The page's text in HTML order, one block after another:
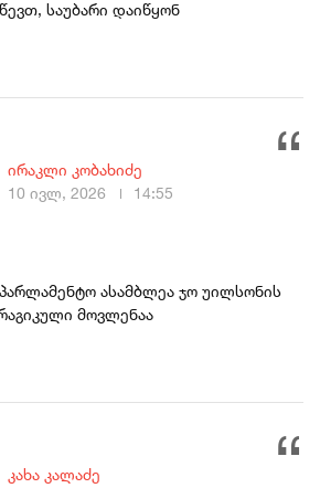
საუბარი დაიწყონ
ასამბლეა ჯო უილსონის
მოვლენაა
ირაკლი კობახიძე
10 ივლ, 2026
14:55
კახა კალაძე